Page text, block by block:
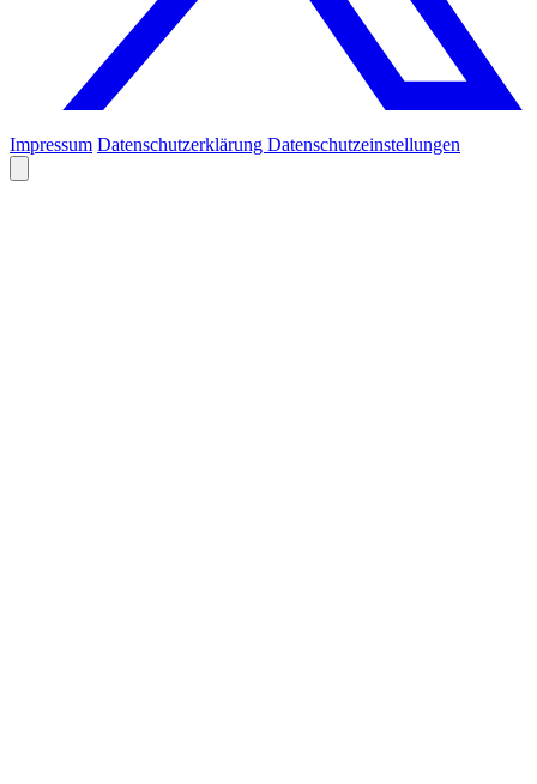
Impressum Datenschutzerklärung Datenschutzeinstellungen